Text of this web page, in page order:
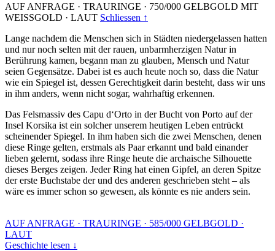
AUF ANFRAGE · TRAURINGE · 750/000 GELBGOLD MIT
WEISSGOLD · LAUT Schliessen ↑
Lange nachdem die Menschen sich in Städten niedergelassen hatten
und nur noch selten mit der rauen, unbarmherzigen Natur in
Berührung kamen, begann man zu glauben, Mensch und Natur
seien Gegensätze. Dabei ist es auch heute noch so, dass die Natur
wie ein Spiegel ist, dessen Gerechtigkeit darin besteht, dass wir uns
in ihm anders, wenn nicht sogar, wahrhaftig erkennen.
Das Felsmassiv des Capu d‘Orto in der Bucht von Porto auf der
Insel Korsika ist ein solcher unserem heutigen Leben entrückt
scheinender Spiegel. In ihm haben sich die zwei Menschen, denen
diese Ringe gelten, erstmals als Paar erkannt und bald einander
lieben gelernt, sodass ihre Ringe heute die archaische Silhouette
dieses Berges zeigen. Jeder Ring hat einen Gipfel, an deren Spitze
der erste Buchstabe der und des anderen geschrieben steht – als
wäre es immer schon so gewesen, als könnte es nie anders sein.
AUF ANFRAGE · TRAURINGE · 585/000 GELBGOLD ·
LAUT
Geschichte lesen ↓